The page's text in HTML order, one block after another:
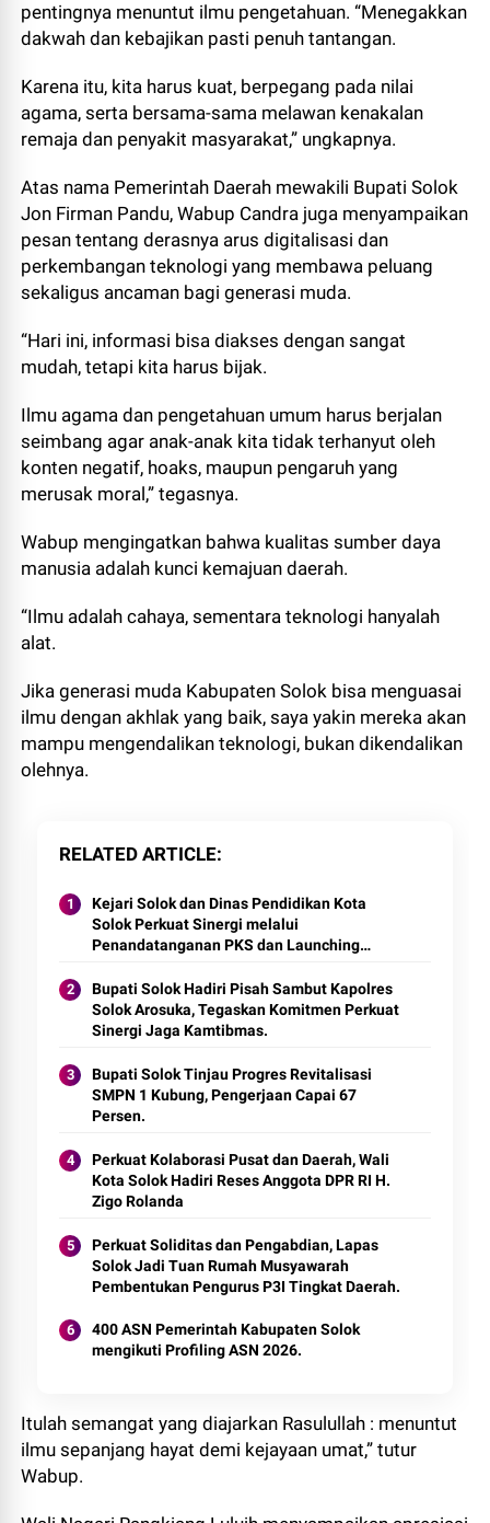
pentingnya menuntut ilmu pengetahuan. “Menegakkan
dakwah dan kebajikan pasti penuh tantangan.
Karena itu, kita harus kuat, berpegang pada nilai
agama, serta bersama-sama melawan kenakalan
remaja dan penyakit masyarakat,” ungkapnya.
Atas nama Pemerintah Daerah mewakili Bupati Solok
Jon Firman Pandu, Wabup Candra juga menyampaikan
pesan tentang derasnya arus digitalisasi dan
perkembangan teknologi yang membawa peluang
sekaligus ancaman bagi generasi muda.
“Hari ini, informasi bisa diakses dengan sangat
mudah, tetapi kita harus bijak.
Ilmu agama dan pengetahuan umum harus berjalan
seimbang agar anak-anak kita tidak terhanyut oleh
konten negatif, hoaks, maupun pengaruh yang
merusak moral,” tegasnya.
Wabup mengingatkan bahwa kualitas sumber daya
manusia adalah kunci kemajuan daerah.
“Ilmu adalah cahaya, sementara teknologi hanyalah
alat.
Jika generasi muda Kabupaten Solok bisa menguasai
ilmu dengan akhlak yang baik, saya yakin mereka akan
mampu mengendalikan teknologi, bukan dikendalikan
olehnya.
RELATED ARTICLE
Kejari Solok dan Dinas Pendidikan Kota
Solok Perkuat Sinergi melalui
Penandatanganan PKS dan Launching
Bupati Solok Hadiri Pisah Sambut Kapolres
Solok Arosuka, Tegaskan Komitmen Perkuat
Sinergi Jaga Kamtibmas.
Bupati Solok Tinjau Progres Revitalisasi
SMPN 1 Kubung, Pengerjaan Capai 67
Perkuat Kolaborasi Pusat dan Daerah, Wali
Kota Solok Hadiri Reses Anggota DPR RI H.
Zigo Rolanda
Perkuat Soliditas dan Pengabdian, Lapas
Solok Jadi Tuan Rumah Musyawarah
Pembentukan Pengurus P3I Tingkat Daerah.
400 ASN Pemerintah Kabupaten Solok
mengikuti Profiling ASN 2026.
Itulah semangat yang diajarkan Rasulullah : menuntut
ilmu sepanjang hayat demi kejayaan umat,” tutur
Wabup.